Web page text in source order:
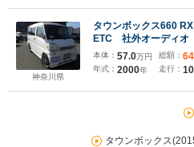
神奈川県
タウンボックス660
ETC 社外オーディ
アルミホイール 社外
ドライト 前席パワー
テ エアコン
本体： 57.0万円
年式： 2000年
総額： 64
走行：
タウンボックス